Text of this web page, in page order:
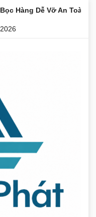
Hàng Dễ Vỡ An Toàn